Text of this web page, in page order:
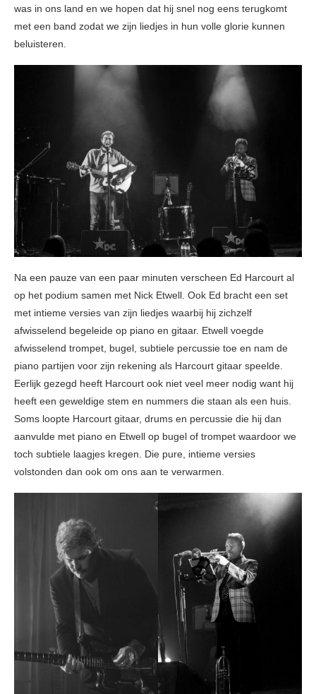
was in ons land en we hopen dat hij snel nog eens terugkomt
met een band zodat we zijn liedjes in hun volle glorie kunnen
beluisteren.
Na een pauze van een paar minuten verscheen Ed Harcourt al
op het podium samen met Nick Etwell. Ook Ed bracht een set
met intieme versies van zijn liedjes waarbij hij zichzelf
afwisselend begeleide op piano en gitaar. Etwell voegde
afwisselend trompet, bugel, subtiele percussie toe en nam de
piano partijen voor zijn rekening als Harcourt gitaar speelde.
Eerlijk gezegd heeft Harcourt ook niet veel meer nodig want hij
heeft een geweldige stem en nummers die staan als een huis.
Soms loopte Harcourt gitaar, drums en percussie die hij dan
aanvulde met piano en Etwell op bugel of trompet waardoor we
toch subtiele laagjes kregen. Die pure, intieme versies
volstonden dan ook om ons aan te verwarmen.